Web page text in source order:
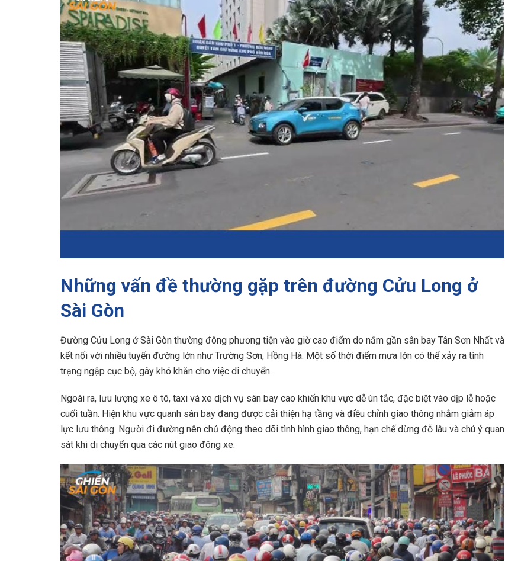
Những vấn đề thường gặp trên đường Cửu Long ở
Sài Gòn
Đường Cửu Long ở Sài Gòn thường đông phương tiện vào giờ cao điểm do nằm gần sân bay Tân Sơn Nhất và
kết nối với nhiều tuyến đường lớn như Trường Sơn, Hồng Hà. Một số thời điểm mưa lớn có thể xảy ra tình
trạng ngập cục bộ, gây khó khăn cho việc di chuyển.
Ngoài ra, lưu lượng xe ô tô, taxi và xe dịch vụ sân bay cao khiến khu vực dễ ùn tắc, đặc biệt vào dịp lễ hoặc
cuối tuần. Hiện khu vực quanh sân bay đang được cải thiện hạ tầng và điều chỉnh giao thông nhằm giảm áp
lực lưu thông. Người đi đường nên chủ động theo dõi tình hình giao thông, hạn chế dừng đỗ lâu và chú ý quan
sát khi di chuyển qua các nút giao đông xe.